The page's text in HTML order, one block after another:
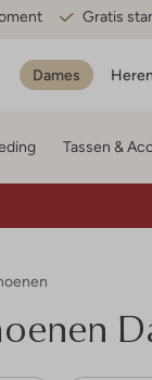
Gratis
Dames Heren
Tassen &